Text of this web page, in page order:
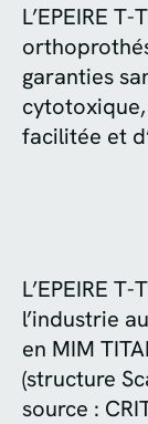
L’EPEIRE
garanties
facilitée et
L’EPEIRE
l’industrie
en MIM
(structure
source :